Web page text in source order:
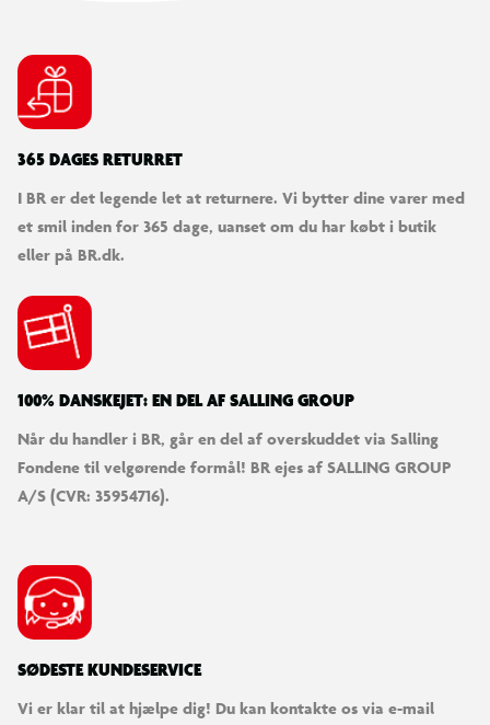
365 DAGES RETURRET
I BR er det legende let at returnere. Vi bytter dine varer med
et smil inden for 365 dage, uanset om du har købt i butik
eller på BR.dk.
100% DANSKEJET: EN DEL AF SALLING GROUP
Når du handler i BR, går en del af overskuddet via Salling
Fondene til velgørende formål! BR ejes af SALLING GROUP
A/S (CVR: 35954716).
SØDESTE KUNDESERVICE
Vi er klar til at hjælpe dig! Du kan kontakte os via e-mail